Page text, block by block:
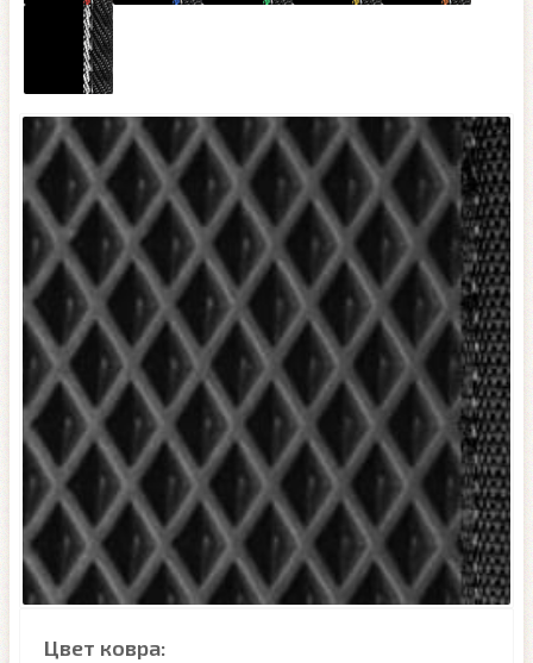
Цвет ковра: